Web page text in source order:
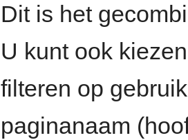
Dit is het
U kunt ook
filteren op
paginanaam